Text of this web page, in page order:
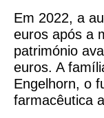
Em 2022, a
euros após a
património
euros. A
Engelhorn, o
farmacêutica